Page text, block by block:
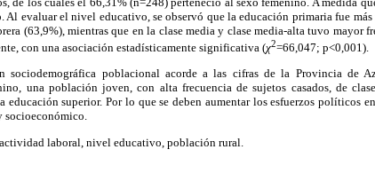
evaluar el nivel educativo, se observó que la educación primaria fue más
(63,9%), mientras que en la clase media y clase media-alta tuvo mayor
con una asociación estadísticamente significativa (χ2=66,047; p<0,001).
sociodemográfica poblacional acorde a las cifras de la Provincia de
una población joven, con alta frecuencia de sujetos casados, de
superior. Por lo que se deben aumentar los esfuerzos políticos
socioeconómico.
laboral, nivel educativo, población rural.